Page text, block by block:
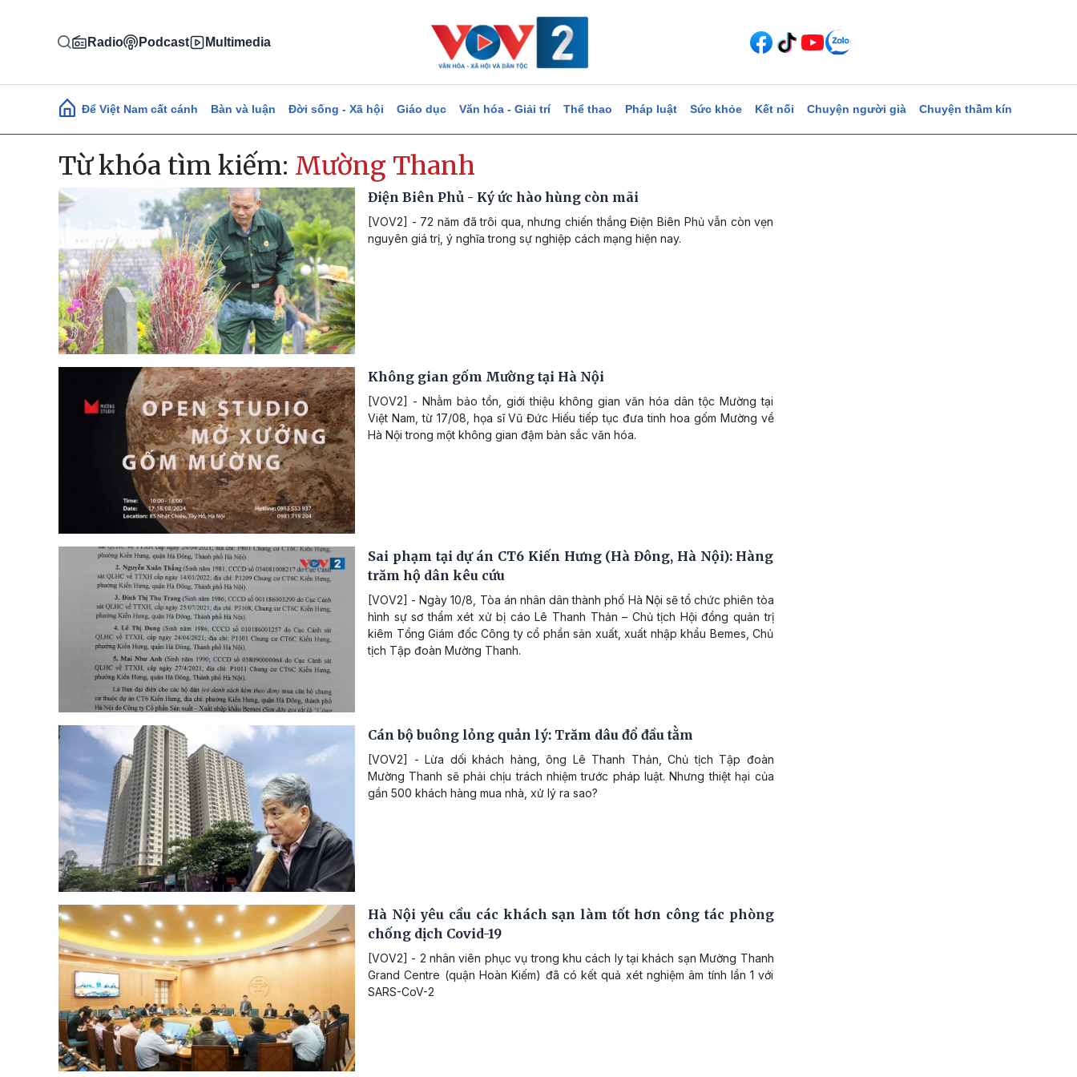
Radio Podcast Multimedia
Main navigation
Để Việt Nam cất cánh Bàn và luận Đời sống - Xã hội Giáo dục Văn hóa - Giải trí Thể thao Pháp luật Sức khỏe Kết nối Chuyện người già Chuyện thầm kín
Từ khóa tìm kiếm: Mường Thanh
Điện Biên Phủ - Ký ức hào hùng còn mãi
[VOV2] - 72 năm đã trôi qua, nhưng chiến thắng Điện Biên Phủ vẫn còn vẹn
nguyên giá trị, ý nghĩa trong sự nghiệp cách mạng hiện nay.
Không gian gốm Mường tại Hà Nội
[VOV2] - Nhằm bảo tồn, giới thiệu không gian văn hóa dân tộc Mường tại
Việt Nam, từ 17/08, họa sĩ Vũ Đức Hiếu tiếp tục đưa tinh hoa gốm Mường về
Hà Nội trong một không gian đậm bản sắc văn hóa.
Sai phạm tại dự án CT6 Kiến Hưng (Hà Đông, Hà Nội): Hàng
trăm hộ dân kêu cứu
[VOV2] - Ngày 10/8, Tòa án nhân dân thành phố Hà Nội sẽ tổ chức phiên tòa
hình sự sơ thẩm xét xử bị cáo Lê Thanh Thản – Chủ tịch Hội đồng quản trị
kiêm Tổng Giám đốc Công ty cổ phần sản xuất, xuất nhập khẩu Bemes, Chủ
tịch Tập đoàn Mường Thanh.
Cán bộ buông lỏng quản lý: Trăm dâu đổ đầu tằm
[VOV2] - Lừa dối khách hàng, ông Lê Thanh Thản, Chủ tịch Tập đoàn
Mường Thanh sẽ phải chịu trách nhiệm trước pháp luật. Nhưng thiệt hại của
gần 500 khách hàng mua nhà, xử lý ra sao?
Hà Nội yêu cầu các khách sạn làm tốt hơn công tác phòng
chống dịch Covid-19
[VOV2] - 2 nhân viên phục vụ trong khu cách ly tại khách sạn Mường Thanh
Grand Centre (quận Hoàn Kiếm) đã có kết quả xét nghiệm âm tính lần 1 với
SARS-CoV-2